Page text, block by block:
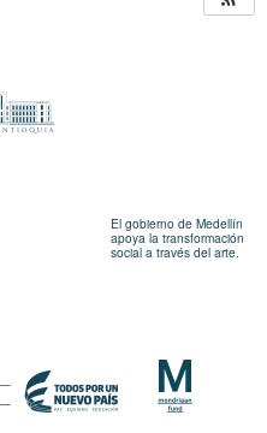
El gobierno de Medellín
apoya la transformación
social a través del arte.